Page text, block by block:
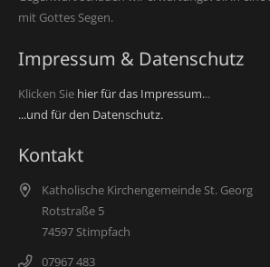
mit Gottes Segen.
Impressum & Datenschutz
Klicken Sie hier für das Impressum...
...und für den Datenschutz.
Kontakt
Katholische Kirchengemeinde St. Georg
Rotstraße 5
74597 Stimpfach
07967 483